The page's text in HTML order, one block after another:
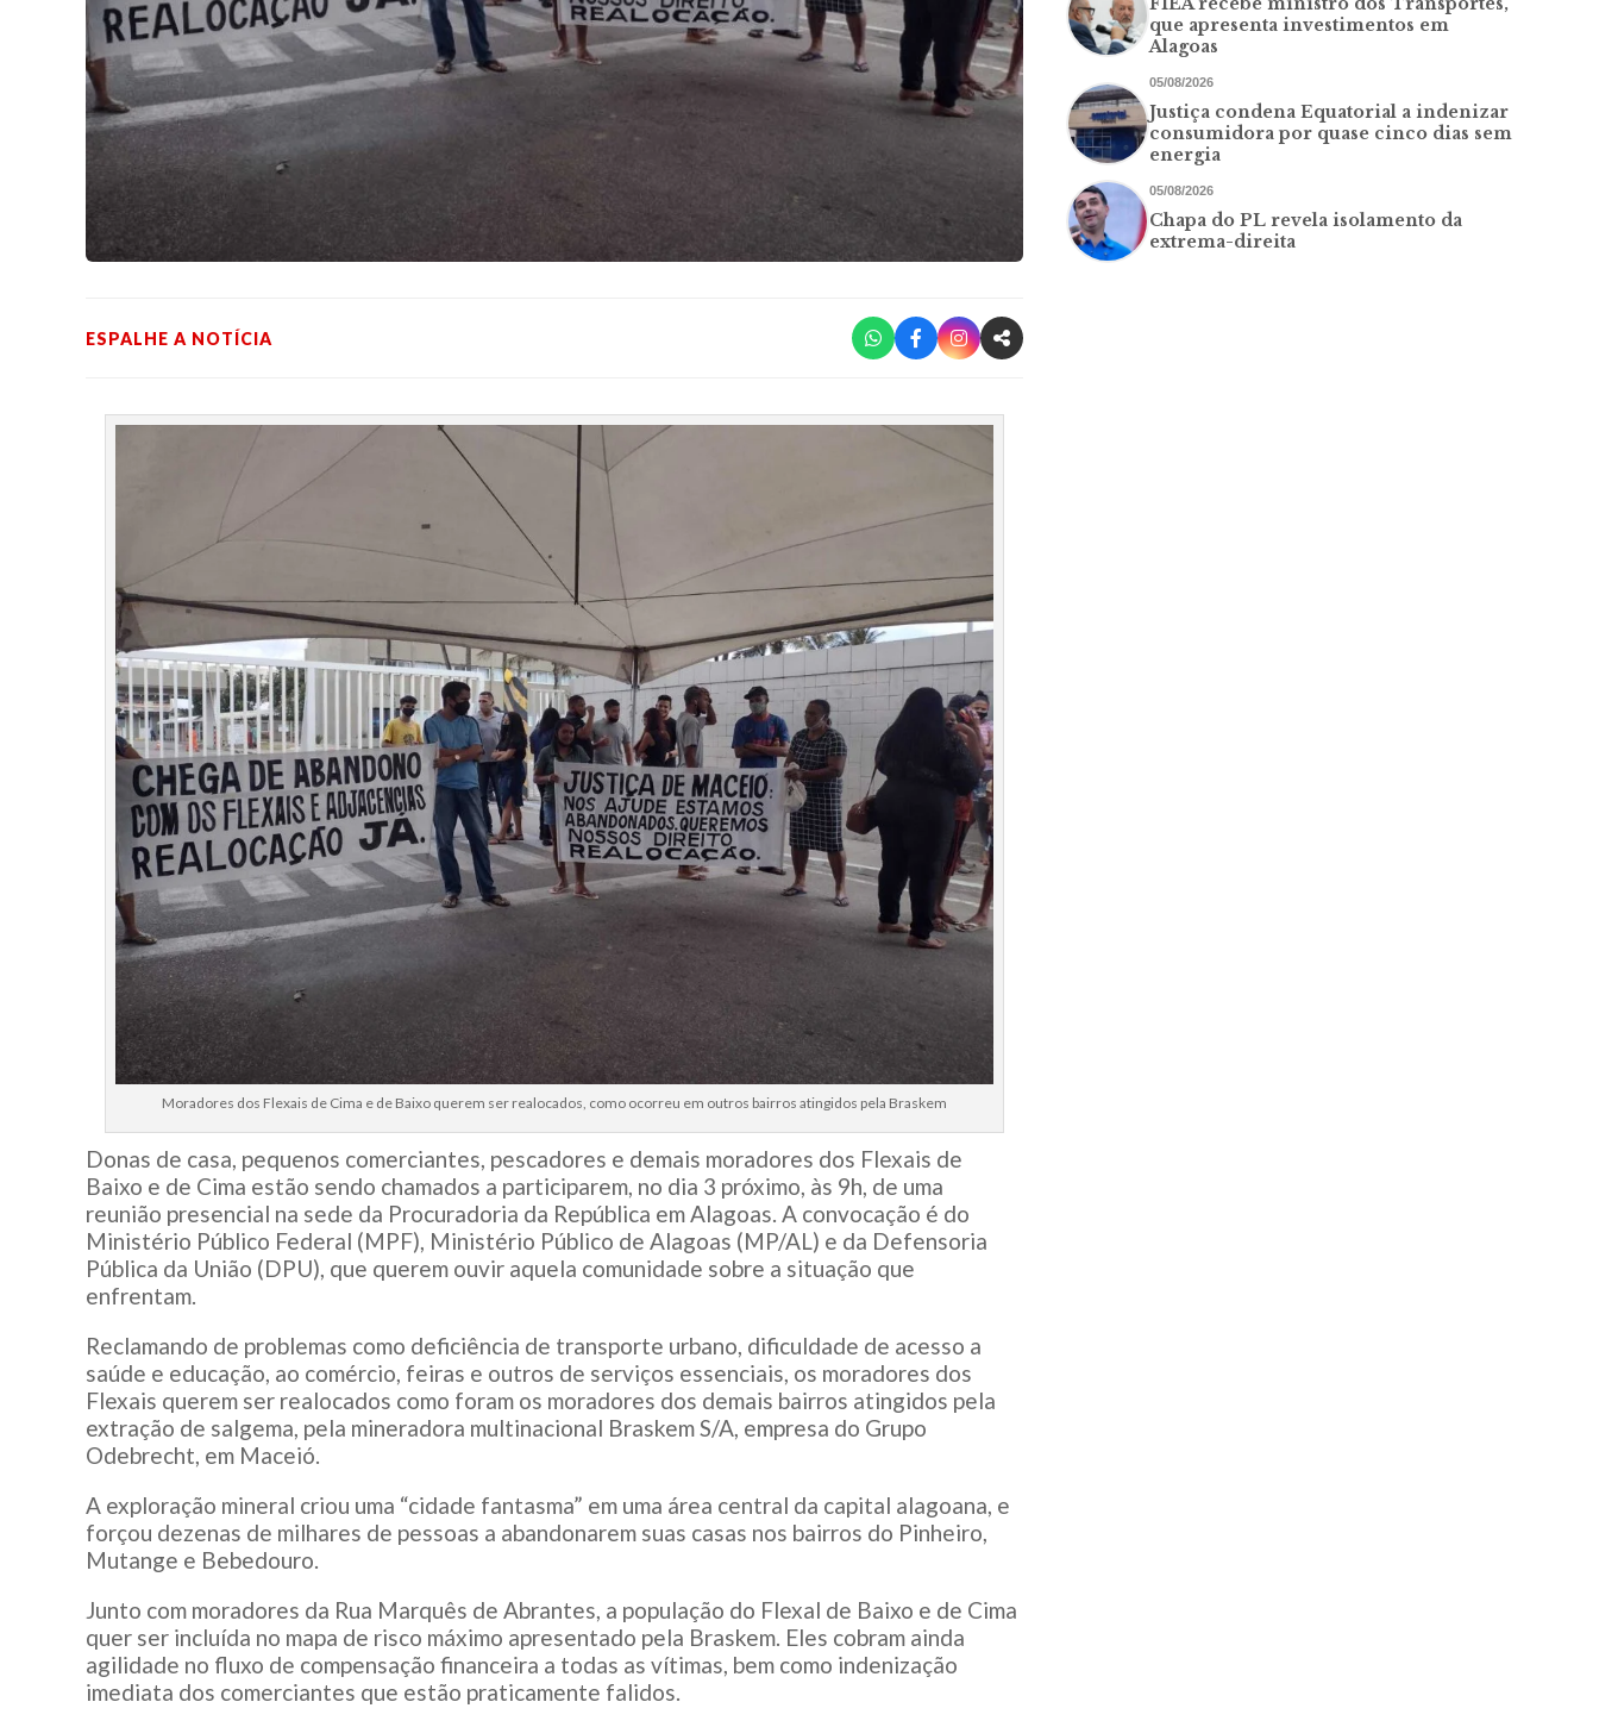
ESPALHE A NOTÍCIA
Moradores dos Flexais de Cima e de Baixo querem ser realocados, como ocorreu em outros bairros atingidos pela Braskem
Donas de casa, pequenos comerciantes, pescadores e demais moradores dos Flexais de
Baixo e de Cima estão sendo chamados a participarem, no dia 3 próximo, às 9h, de uma
reunião presencial na sede da Procuradoria da República em Alagoas. A convocação é do
Ministério Público Federal (MPF), Ministério Público de Alagoas (MP/AL) e da Defensoria
Pública da União (DPU), que querem ouvir aquela comunidade sobre a situação que
enfrentam.
Reclamando de problemas como deficiência de transporte urbano, dificuldade de acesso a
saúde e educação, ao comércio, feiras e outros de serviços essenciais, os moradores dos
Flexais querem ser realocados como foram os moradores dos demais bairros atingidos pela
extração de salgema, pela mineradora multinacional Braskem S/A, empresa do Grupo
Odebrecht, em Maceió.
A exploração mineral criou uma “cidade fantasma” em uma área central da capital alagoana, e
forçou dezenas de milhares de pessoas a abandonarem suas casas nos bairros do Pinheiro,
Mutange e Bebedouro.
Junto com moradores da Rua Marquês de Abrantes, a população do Flexal de Baixo e de Cima
quer ser incluída no mapa de risco máximo apresentado pela Braskem. Eles cobram ainda
agilidade no fluxo de compensação financeira a todas as vítimas, bem como indenização
imediata dos comerciantes que estão praticamente falidos.
que apresenta investimentos em
Alagoas
05/08/2026
Justiça condena Equatorial a indenizar
consumidora por quase cinco dias sem
energia
05/08/2026
Chapa do PL revela isolamento da
extrema-direita